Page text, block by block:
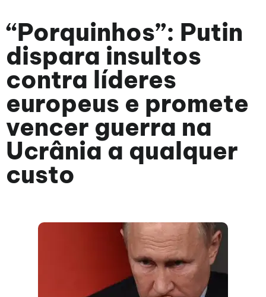
“Porquinhos”: Putin
dispara insultos
contra líderes
europeus e promete
vencer guerra na
Ucrânia a qualquer
custo